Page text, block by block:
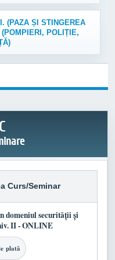
(PAZA ȘI STINGEREA
(POMPIERI, POLIȚIE,
Curs/Seminar
domeniul securității și
II - ONLINE
plată